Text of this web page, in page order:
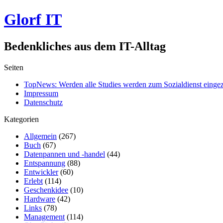
Glorf IT
Bedenkliches aus dem IT-Alltag
Seiten
TopNews: Werden alle Studies werden zum Sozialdienst
Impressum
Datenschutz
Kategorien
Allgemein (267)
Buch (67)
Datenpannen und -handel (44)
Entspannung (88)
Entwickler(60)
Erlebt (114)
Geschenkidee (10)
Hardware (42)
Links (78)
Management (114)